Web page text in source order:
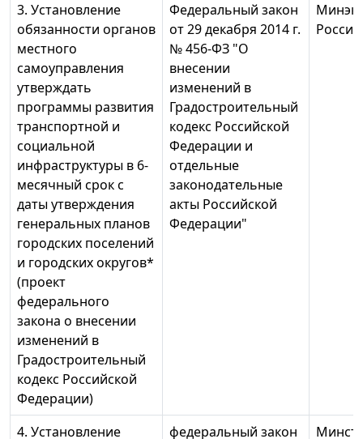
3. Установление
обязанности органов
местного
самоуправления
утверждать
программы развития
транспортной и
социальной
инфраструктуры в 6-
месячный срок с
даты утверждения
генеральных планов
городских поселений
и городских округов*
(проект
федерального
закона о внесении
изменений в
Градостроительный
кодекс Российской
Федерации)
Федеральный закон
от 29 декабря 2014 г.
№ 456-ФЗ "О
внесении
изменений в
Градостроительный
кодекс Российской
Федерации и
отдельные
законодательные
акты Российской
Федерации"
России
4. Установление
федеральный закон